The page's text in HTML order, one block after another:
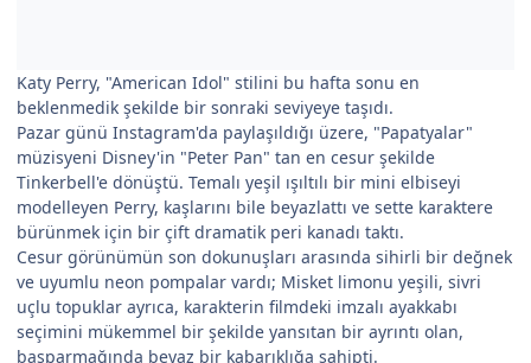
Katy Perry, "American Idol" stilini bu hafta sonu en
beklenmedik şekilde bir sonraki seviyeye taşıdı.
Pazar günü Instagram'da paylaşıldığı üzere, "Papatyalar"
müzisyeni Disney'in "Peter Pan" tan en cesur şekilde
Tinkerbell'e dönüştü. Temalı yeşil ışıltılı bir mini elbiseyi
modelleyen Perry, kaşlarını bile beyazlattı ve sette karaktere
bürünmek için bir çift dramatik peri kanadı taktı.
Cesur görünümün son dokunuşları arasında sihirli bir değnek
ve uyumlu neon pompalar vardı; Misket limonu yeşili, sivri
uçlu topuklar ayrıca, karakterin filmdeki imzalı ayakkabı
seçimini mükemmel bir şekilde yansıtan bir ayrıntı olan,
başparmağında beyaz bir kabarıklığa sahipti.